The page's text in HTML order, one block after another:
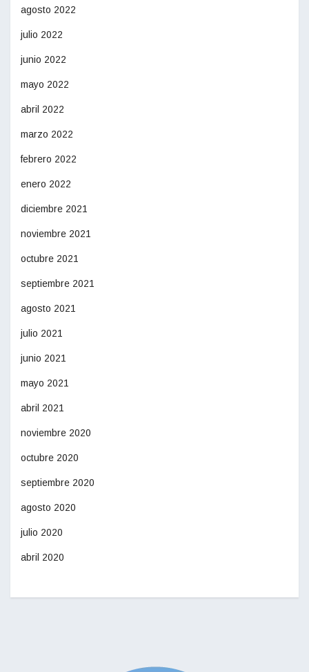
agosto 2022
julio 2022
junio 2022
mayo 2022
abril 2022
marzo 2022
febrero 2022
enero 2022
diciembre 2021
noviembre 2021
octubre 2021
septiembre 2021
agosto 2021
julio 2021
junio 2021
mayo 2021
abril 2021
noviembre 2020
octubre 2020
septiembre 2020
agosto 2020
julio 2020
abril 2020